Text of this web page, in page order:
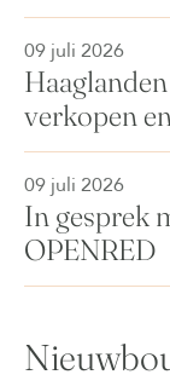
09 juli 2026
verkopen
09 juli 2026
In gesprek
OPENRED